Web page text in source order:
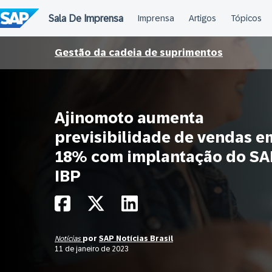
para
o
conteúdo
Gestão da cadeia de suprimentos
Ajinomoto aumenta
previsibilidade de vendas
18% com implantação do
IBP
Notícias por SAP Notícias Brasil
11 de janeiro de 2023